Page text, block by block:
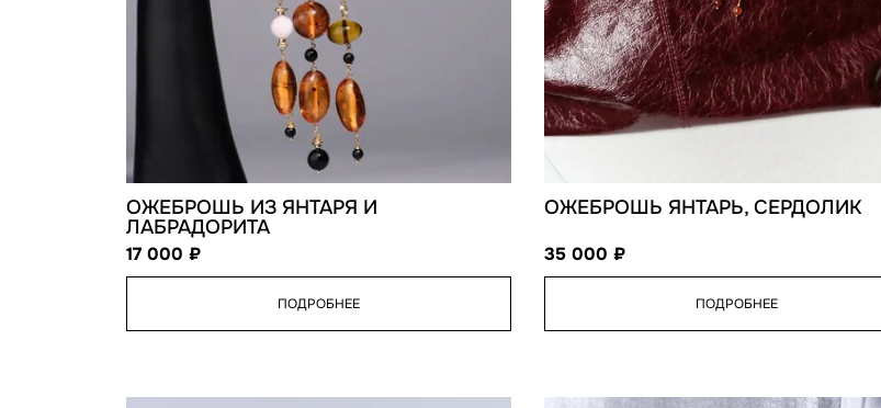
ОЖЕБРОШЬ ИЗ ЯНТАРЯ И
ЛАБРАДОРИТА
17 000
ПОДРОБНЕЕ
ОЖЕБРОШЬ ЯНТАРЬ, СЕРДОЛИК
35 000
ПОДРОБНЕЕ